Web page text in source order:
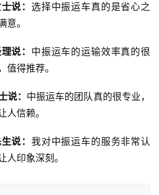
说： 选择中振运车真的是省心之
。
说： 中振运车的运输效率真的很
值得推荐。
说： 中振运车的团队真的很专业，
人信赖。
说： 我对中振运车的服务非常认
人印象深刻。